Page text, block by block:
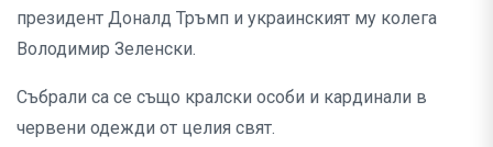
президент Доналд Тръмп и украинският му колега
Володимир Зеленски.
Събрали са се също кралски особи и кардинали в
червени одежди от целия свят.